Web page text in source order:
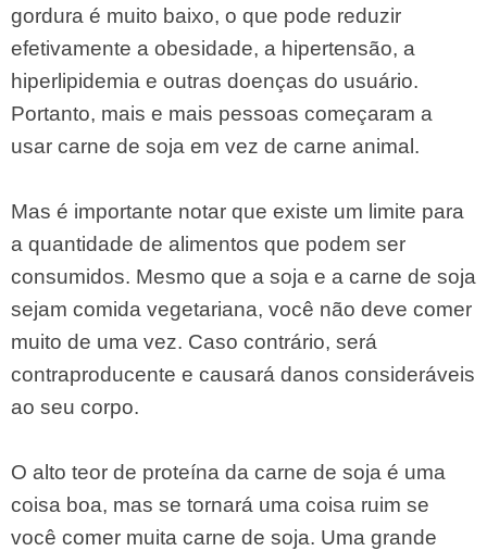
gordura é muito baixo, o que pode reduzir
efetivamente a obesidade, a hipertensão, a
hiperlipidemia e outras doenças do usuário.
Portanto, mais e mais pessoas começaram a
usar carne de soja em vez de carne animal.
Mas é importante notar que existe um limite para
a quantidade de alimentos que podem ser
consumidos. Mesmo que a soja e a carne de soja
sejam comida vegetariana, você não deve comer
muito de uma vez. Caso contrário, será
contraproducente e causará danos consideráveis
​​ao seu corpo.
O alto teor de proteína da carne de soja é uma
coisa boa, mas se tornará uma coisa ruim se
você comer muita carne de soja. Uma grande